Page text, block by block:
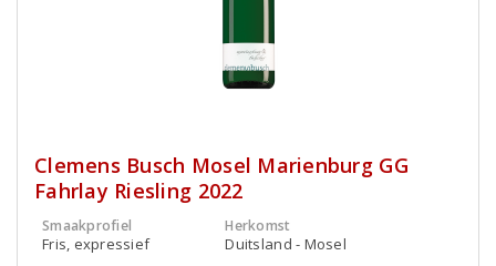
Clemens Busch Mosel Marienburg GG
Fahrlay Riesling 2022
Smaakprofiel
Fris, expressief
Herkomst
Duitsland - Mosel